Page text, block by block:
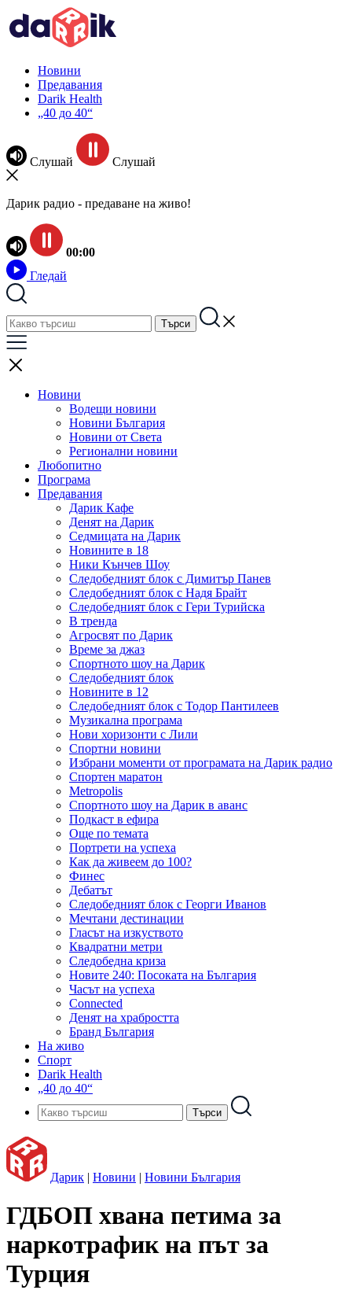
Новини
Предавания
Darik Health
„40 до 40“
Слушай Слушай
Дарик радио - предаване на живо!
00:00
Гледай
Новини
Водещи новини
Новини България
Новини от Света
Регионални новини
Любопитно
Програма
Предавания
Дарик Кафе
Денят на Дарик
Седмицата на Дарик
Новините в 18
Ники Кънчев Шоу
Следобедният блок с Димитър Панев
Следобедният блок с Надя Брайт
Следобедният блок с Гери Турийска
В тренда
Агросвят по Дарик
Време за джаз
Спортното шоу на Дарик
Следобедният блок
Новините в 12
Следобедният блок с Тодор Пантилеев
Музикална програма
Нови хоризонти с Лили
Спортни новини
Избрани моменти от програмата на Дарик радио
Спортен маратон
Metropolis
Спортното шоу на Дарик в аванс
Подкаст в ефира
Още по темата
Портрети на успеха
Как да живеем до 100?
Финес
Дебатът
Следобедният блок с Георги Иванов
Мечтани дестинации
Гласът на изкуството
Квадратни метри
Следобедна криза
Новите 240: Посоката на България
Часът на успеха
Connected
Денят на храбростта
Бранд България
На живо
Спорт
Darik Health
„40 до 40“
Дарик | Новини | Новини България
ГДБОП хвана петима за
наркотрафик на път за
Турция